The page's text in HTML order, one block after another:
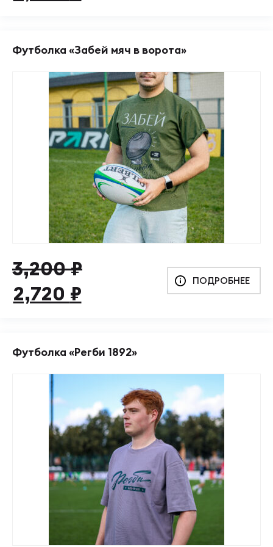
3,200 ₽.
Футболка «Забей мяч в ворота»
3,200₽
Первоначальная
цена
3,200 ₽.
2,720 ₽
Текущая
цена:
ПОДРОБНЕЕ
Футболка «Регби 1892»